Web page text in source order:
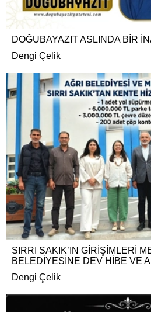
DOĞUBAYAZIT ASLINDA BİR
Dengi Çelik
SIRRI SAKIK’IN GİRİŞİMLERİ
BELEDİYESİNE DEV HİBE VE
Dengi Çelik